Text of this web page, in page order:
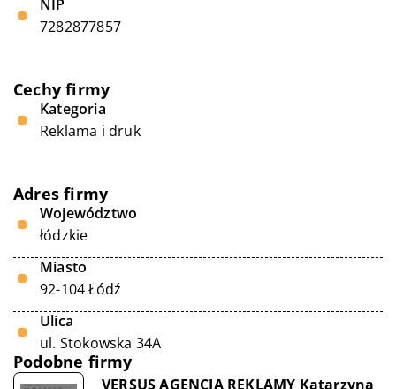
NIP
7282877857
Cechy firmy
Kategoria
Reklama i druk
Adres firmy
Województwo
łódzkie
Miasto
92-104 Łódź
Ulica
ul. Stokowska 34A
Podobne firmy
VERSUS AGENCJA REKLAMY Katarzyna